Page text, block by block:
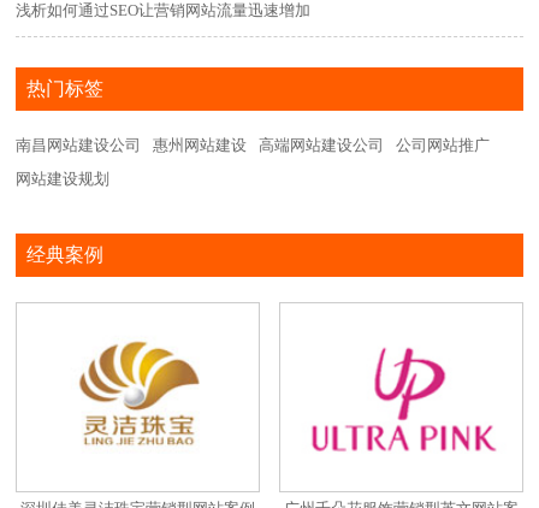
浅析如何通过SEO让营销网站流量迅速增加
热门标签
南昌网站建设公司 惠州网站建设 高端网站建设公司
公司网站推广
网站建设规划
经典案例